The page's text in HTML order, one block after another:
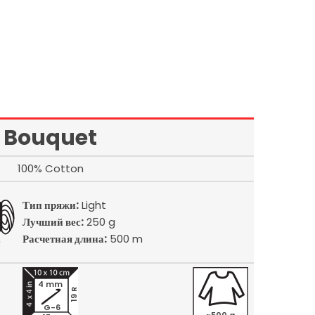
Bouquet
100% Cotton
Тип пряжи:Light
Лучший вес:250 g
Расчетная длина: 500 m
19 R
4 mm
G-6